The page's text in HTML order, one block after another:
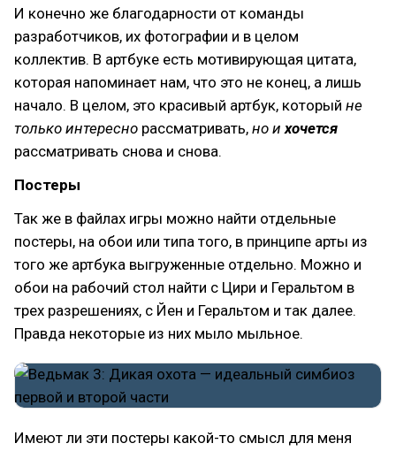
И конечно же благодарности от команды
разработчиков, их фотографии и в целом
коллектив. В артбуке есть мотивирующая цитата,
которая напоминает нам, что это не конец, а лишь
начало. В целом, это красивый артбук, который не
только интересно рассматривать, но и хочется
рассматривать снова и снова.
Постеры
Так же в файлах игры можно найти отдельные
постеры, на обои или типа того, в принципе арты из
того же артбука выгруженные отдельно. Можно и
обои на рабочий стол найти с Цири и Геральтом в
трех разрешениях, с Йен и Геральтом и так далее.
Правда некоторые из них мыло мыльное.
Имеют ли эти постеры какой-то смысл для меня